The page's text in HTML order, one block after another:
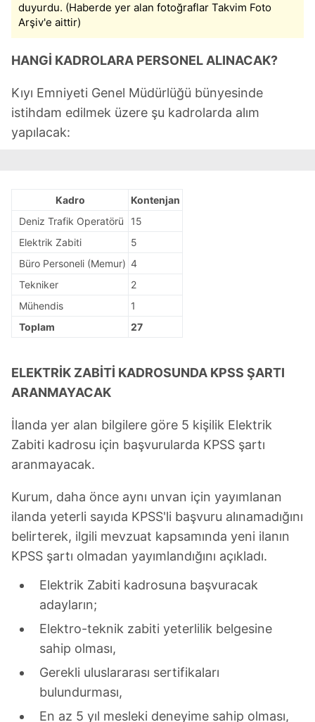
duyurdu. (Haberde yer alan fotoğraflar Takvim Foto
Arşiv'e aittir)
HANGİ KADROLARA PERSONEL ALINACAK?
Kıyı Emniyeti Genel Müdürlüğü bünyesinde
istihdam edilmek üzere şu kadrolarda alım
yapılacak:
Kadro
Kontenjan
Deniz Trafik Operatörü
15
Elektrik Zabiti
5
Büro Personeli (Memur) 4
Tekniker
2
Mühendis
1
Toplam
27
ELEKTRİK ZABİTİ KADROSUNDA KPSS ŞARTI
ARANMAYACAK
İlanda yer alan bilgilere göre 5 kişilik Elektrik
Zabiti kadrosu için başvurularda KPSS şartı
aranmayacak.
Kurum, daha önce aynı unvan için yayımlanan
ilanda yeterli sayıda KPSS'li başvuru alınamadığını
belirterek, ilgili mevzuat kapsamında yeni ilanın
KPSS şartı olmadan yayımlandığını açıkladı.
Elektrik Zabiti kadrosuna başvuracak
adayların;
Elektro-teknik zabiti yeterlilik belgesine
sahip olması,
Gerekli uluslararası sertifikaları
bulundurması,
En az 5 yıl mesleki deneyime sahip olması,